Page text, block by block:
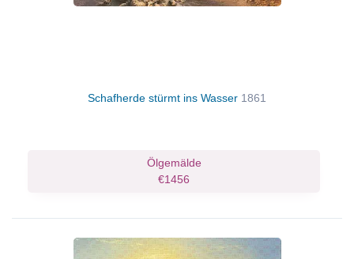
Schafherde stürmt ins Wasser 1861
Ölgemälde
€1456